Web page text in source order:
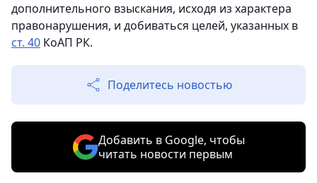
дополнительного взыскания, исходя из характера
правонарушения, и добиваться целей, указанных в
ст. 40 КоАП РК.
Поделитесь новостью
Добавить в Google, чтобы
читать новости первым